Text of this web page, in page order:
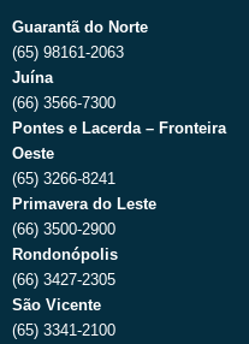
Guarantã do Norte
(65) 98161-2063
Juína
(66) 3566-7300
Pontes e Lacerda – Fronteira
Oeste
(65) 3266-8241
Primavera do Leste
(66) 3500-2900
Rondonópolis
(66) 3427-2305
São Vicente
(65) 3341-2100